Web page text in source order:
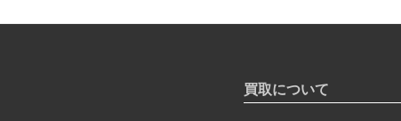
買取について